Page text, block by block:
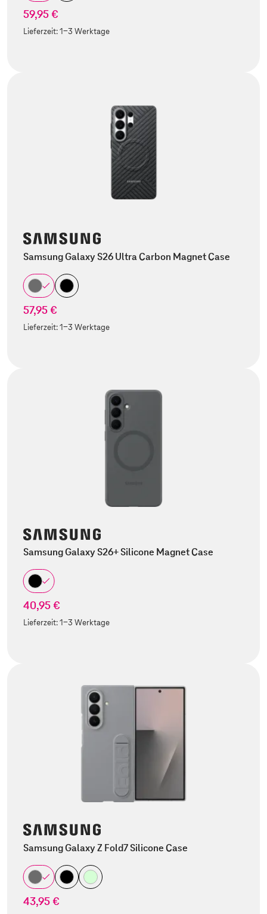
59,95 €
Lieferzeit:1-3 Werktage
Samsung Galaxy S26 Ultra Carbon Magnet Case
57,95 €
Lieferzeit:1-3 Werktage
Samsung Galaxy S26+ Silicone Magnet Case
40,95 €
Lieferzeit:1-3 Werktage
Samsung Galaxy Z Fold7 Silicone Case
43,95 €